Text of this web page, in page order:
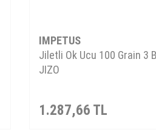
IMPETUS
Jiletli Ok Ucu 100 Grain 3
JIZO
1.287,66 TL